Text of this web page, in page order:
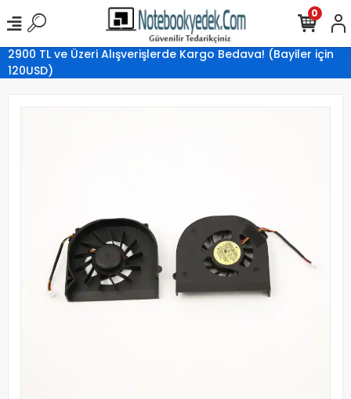
2900 TL ve Üzeri Alışverişlerde Kargo Bedava! (Bayiler için
120USD)
0